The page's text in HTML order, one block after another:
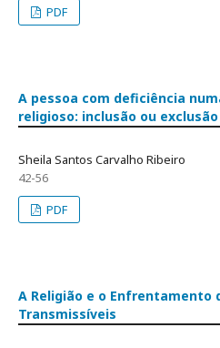
PDF
A pessoa com deficiência
religioso: inclusão ou
Sheila Santos Carvalho Ribeiro
42-56
PDF
A Religião e o Enfrentamento
Transmissíveis